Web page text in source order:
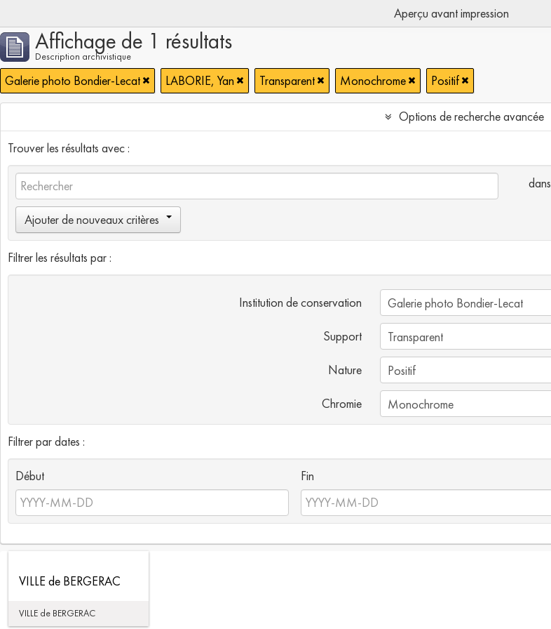
Aperçu avant impression
Affichage de 1 résultats
Description archivistique
Galerie photo Bondier-Lecat LABORIE, Yan Transparent Monochrome Positif
Options de recherche avancée
Trouver les résultats avec :
dans
Ajouter de nouveaux critères
Filtrer les résultats par :
Institution de conservation
Support
Nature
Chromie
Filtrer par dates :
Début
Fin
VILLE de BERGERAC
VILLE de BERGERAC